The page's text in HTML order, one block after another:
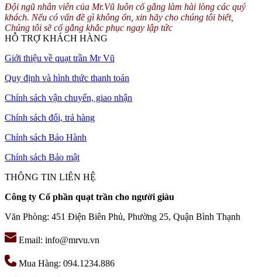
Đội ngũ nhân viên của Mr.Vũ luôn cố gắng làm hài lòng các quý
khách. Nếu có vấn đề gì không ổn, xin hãy cho chúng tôi biết,
Chúng tôi sẽ cố gắng khắc phục ngay lập tức
HỖ TRỢ KHÁCH HÀNG
Giới thiệu về quạt trần Mr Vũ
Quy định và hình thức thanh toán
Chính sách vận chuyển, giao nhận
Chính sách đổi, trả hàng
Chính sách Bảo Hành
Chính sách Bảo mật
THÔNG TIN LIÊN HỆ
Công ty Cổ phần quạt trần cho người giàu
Văn Phòng: 451 Điện Biên Phủ, Phường 25, Quận Bình Thạnh
Email: info@mrvu.vn
Mua Hàng: 094.1234.886